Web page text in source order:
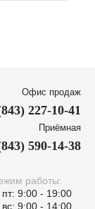
Офис продаж
227-10-41
Приёмная
590-14-38
работы:
пт: 9:00 - 19:00
вс: 9:00 - 14:00